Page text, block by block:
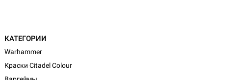
КАТЕГОРИИ
Warhammer
Краски Citadel Colour